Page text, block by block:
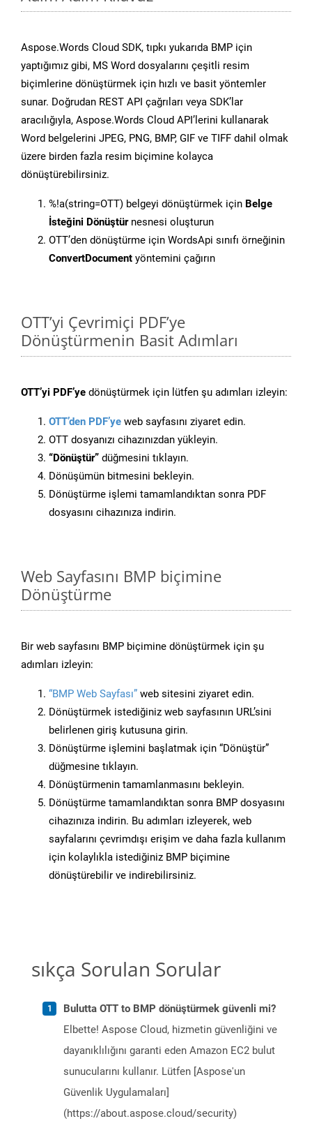
Aspose.Words Cloud SDK, tıpkı yukarıda BMP için
yaptığımız gibi, MS Word dosyalarını çeşitli resim
biçimlerine dönüştürmek için hızlı ve basit yöntemler
sunar. Doğrudan REST API çağrıları veya SDK’lar
aracılığıyla, Aspose.Words Cloud API’lerini kullanarak
Word belgelerini JPEG, PNG, BMP, GIF ve TIFF dahil olmak
üzere birden fazla resim biçimine kolayca
dönüştürebilirsiniz.
%!a(string=OTT) belgeyi dönüştürmek için Belge
İsteğini Dönüştürnesnesi oluşturun
OTT’den dönüştürme için WordsApi sınıfı örneğinin
ConvertDocument yöntemini çağırın
OTT’yi Çevrimiçi PDF’ye
Dönüştürmenin Basit Adımları
OTT’yi PDF’ye dönüştürmek için lütfen şu adımları izleyin:
OTT’den PDF’ye web sayfasını ziyaret edin.
OTT dosyanızı cihazınızdan yükleyin.
“Dönüştür” düğmesini tıklayın.
Dönüşümün bitmesini bekleyin.
Dönüştürme işlemi tamamlandıktan sonra PDF
dosyasını cihazınıza indirin.
Web Sayfasını BMP biçimine
Dönüştürme
Bir web sayfasını BMP biçimine dönüştürmek için şu
adımları izleyin:
“BMP Web Sayfası” web sitesini ziyaret edin.
Dönüştürmek istediğiniz web sayfasının URL’sini
belirlenen giriş kutusuna girin.
Dönüştürme işlemini başlatmak için “Dönüştür”
düğmesine tıklayın.
Dönüştürmenin tamamlanmasını bekleyin.
Dönüştürme tamamlandıktan sonra BMP dosyasını
cihazınıza indirin. Bu adımları izleyerek, web
sayfalarını çevrimdışı erişim ve daha fazla kullanım
için kolaylıkla istediğiniz BMP biçimine
dönüştürebilir ve indirebilirsiniz.
sıkça Sorulan Sorular
Bulutta OTT to BMP dönüştürmek güvenli mi?
Elbette! Aspose Cloud, hizmetin güvenliğini ve
dayanıklılığını garanti eden Amazon EC2 bulut
sunucularını kullanır. Lütfen [Aspose'un
Güvenlik Uygulamaları]
(https://about.aspose.cloud/security)